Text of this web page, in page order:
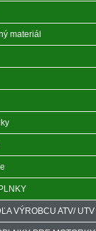
materiál
VÝROBCU ATV/ UTV